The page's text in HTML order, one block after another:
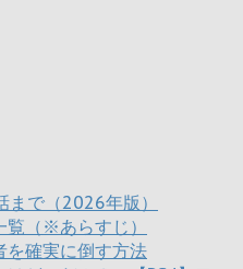
で（2026年版）
（※あらすじ）
確実に倒す方法